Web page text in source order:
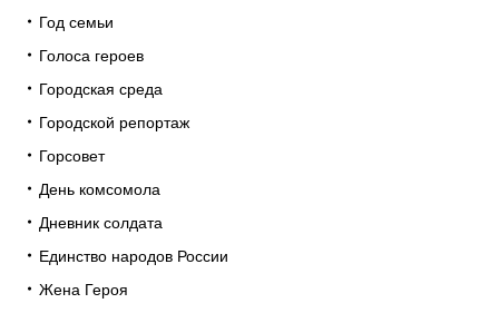
Год семьи
Голоса героев
Городская среда
Городской репортаж
Горсовет
День комсомола
Дневник солдата
Единство народов России
Жена Героя